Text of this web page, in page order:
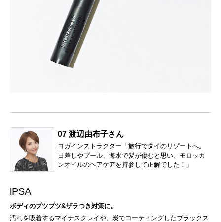
07 渡辺由布子さん
ヨガインストラクター「旅行でタイのリゾートへ。
日差しやプール、海水で髪が傷むと思い、モロッカ
ンオイルのヘアケアを持参して正解でした！」
lPSA
ボディのプツプツ&ザラつき対策に。
汚れを吸着するマイナスクレイや、炭でコーティングしたブラックス